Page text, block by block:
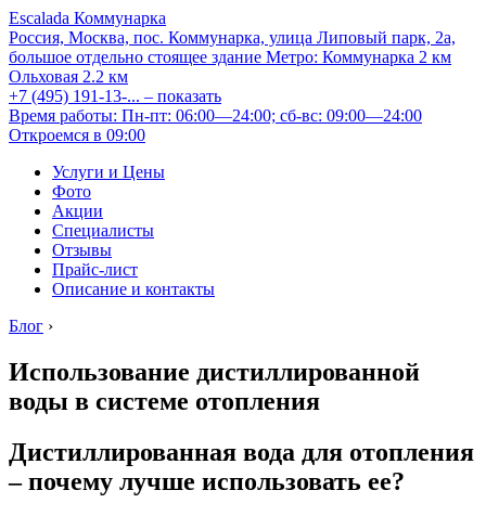
Escalada Коммунарка
Россия, Москва, пос. Коммунарка, улица Липовый парк, 2а,
большое отдельно стоящее здание Метро: Коммунарка 2 км
Ольховая 2.2 км
+7 (495) 191-13-... – показать
Время работы: Пн-пт: 06:00—24:00; сб-вс: 09:00—24:00
Откроемся в 09:00
Услуги и Цены
Фото
Акции
Специалисты
Отзывы
Прайс-лист
Описание и контакты
Блог ›
Использование дистиллированной
воды в системе отопления
Дистиллированная вода для отопления
– почему лучше использовать ее?